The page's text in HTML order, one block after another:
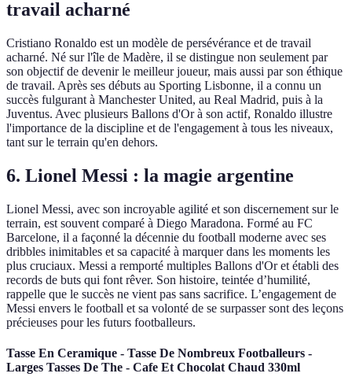
travail acharné
Cristiano Ronaldo est un modèle de persévérance et de travail
acharné. Né sur l'île de Madère, il se distingue non seulement par
son objectif de devenir le meilleur joueur, mais aussi par son éthique
de travail. Après ses débuts au Sporting Lisbonne, il a connu un
succès fulgurant à Manchester United, au Real Madrid, puis à la
Juventus. Avec plusieurs Ballons d'Or à son actif, Ronaldo illustre
l'importance de la discipline et de l'engagement à tous les niveaux,
tant sur le terrain qu'en dehors.
6. Lionel Messi : la magie argentine
Lionel Messi, avec son incroyable agilité et son discernement sur le
terrain, est souvent comparé à Diego Maradona. Formé au FC
Barcelone, il a façonné la décennie du football moderne avec ses
dribbles inimitables et sa capacité à marquer dans les moments les
plus cruciaux. Messi a remporté multiples Ballons d'Or et établi des
records de buts qui font rêver. Son histoire, teintée d’humilité,
rappelle que le succès ne vient pas sans sacrifice. L’engagement de
Messi envers le football et sa volonté de se surpasser sont des leçons
précieuses pour les futurs footballeurs.
Tasse En Ceramique - Tasse De Nombreux Footballeurs -
Larges Tasses De The - Cafe Et Chocolat Chaud 330ml